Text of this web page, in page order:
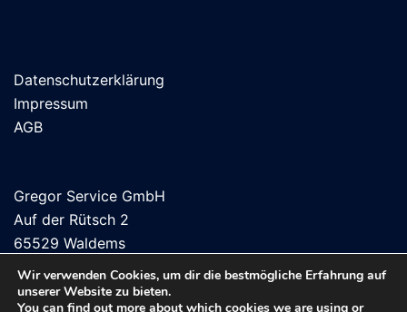
Datenschutzerklärung
Impressum
AGB
Gregor Service GmbH
Auf der Rütsch 2
65529 Waldems
Wir verwenden Cookies, um dir die bestmögliche Erfahrung auf
unserer Website zu bieten.
You can find out more about which cookies we are using or